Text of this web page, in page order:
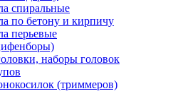
спиральные
по бетону и кирпичу
перьевые
наборы головок
(триммеров)